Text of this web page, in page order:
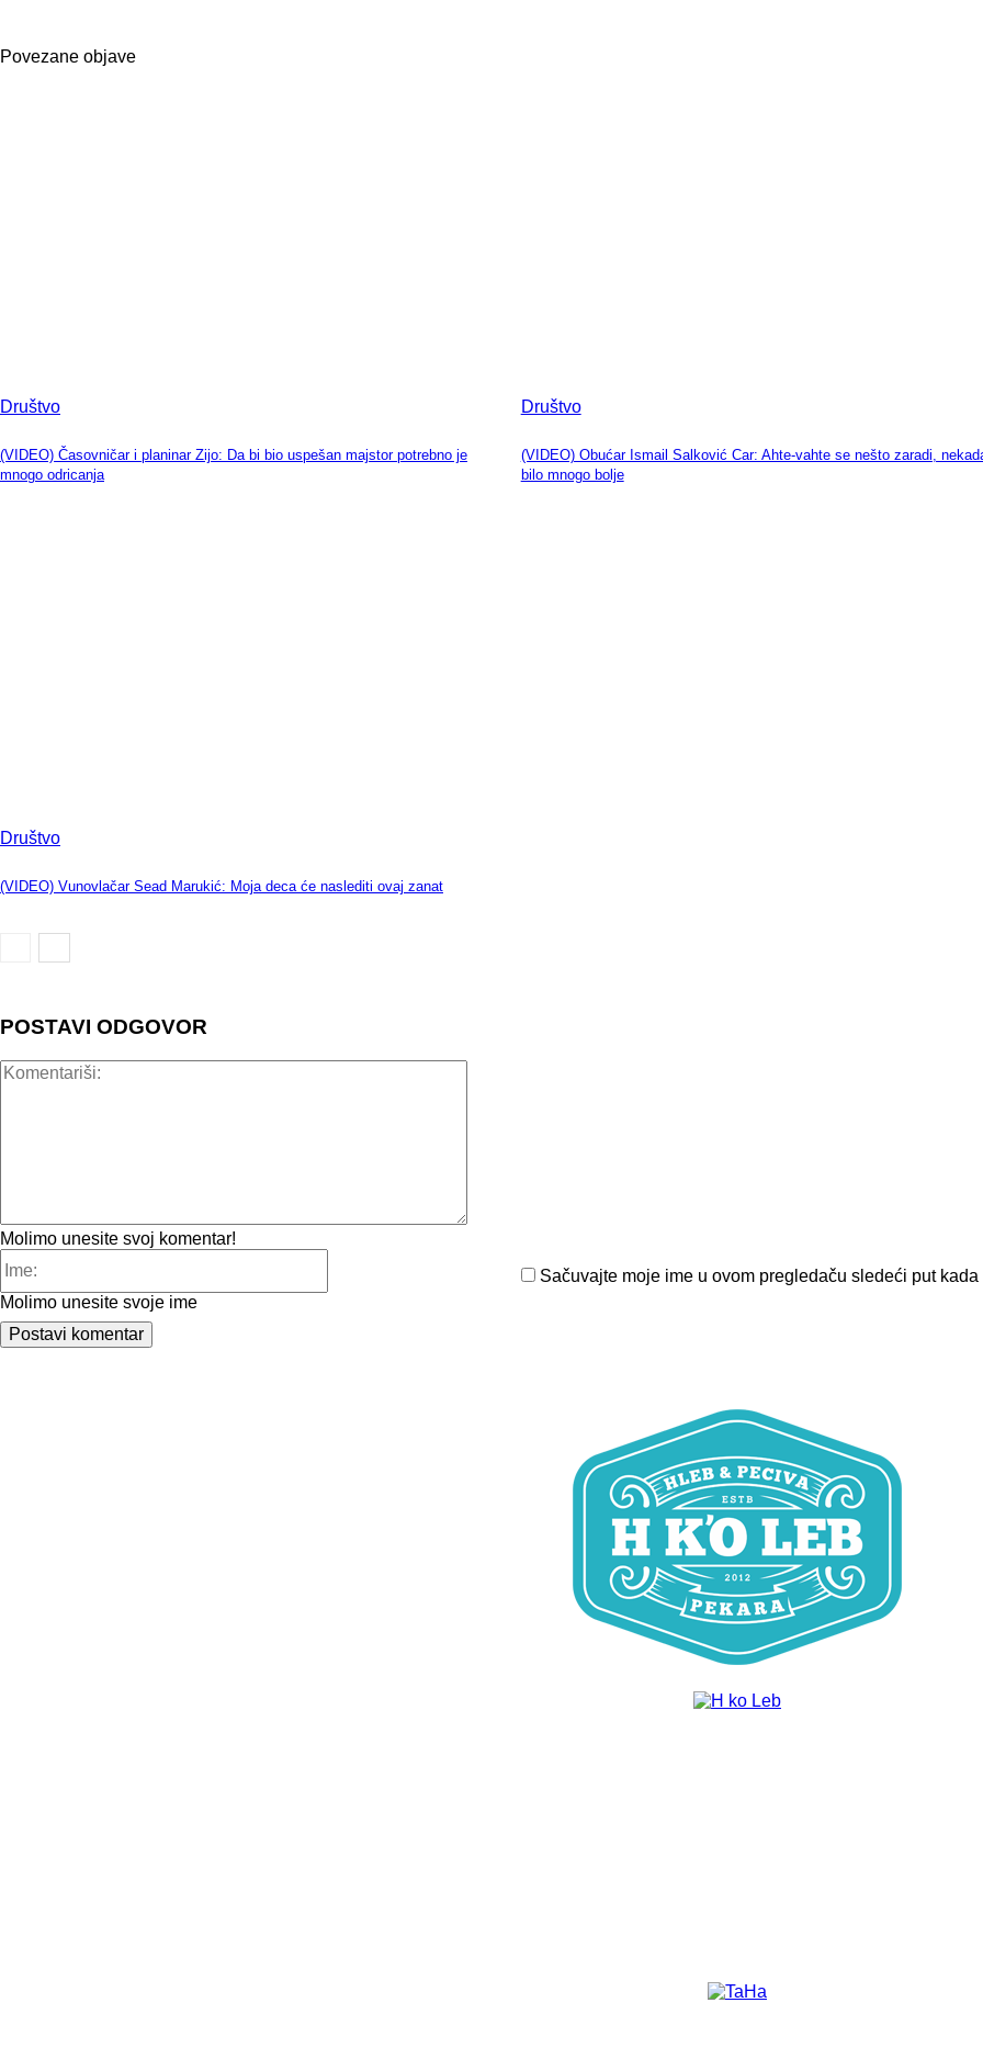
Povezane objave
Društvo
(VIDEO) Časovničar i planinar Zijo: Da bi bio uspešan majstor potrebno je
mnogo odricanja
Društvo
(VIDEO) Obućar Ismail Salković Car: Ahte-vahte se nešto zaradi,
bilo mnogo bolje
Društvo
(VIDEO) Vunovlačar Sead Marukić: Moja deca će naslediti ovaj zanat
POSTAVI ODGOVOR
Molimo unesite svoj komentar!
Molimo unesite svoje ime
Sačuvajte moje ime u ovom pregledaču sledeći put